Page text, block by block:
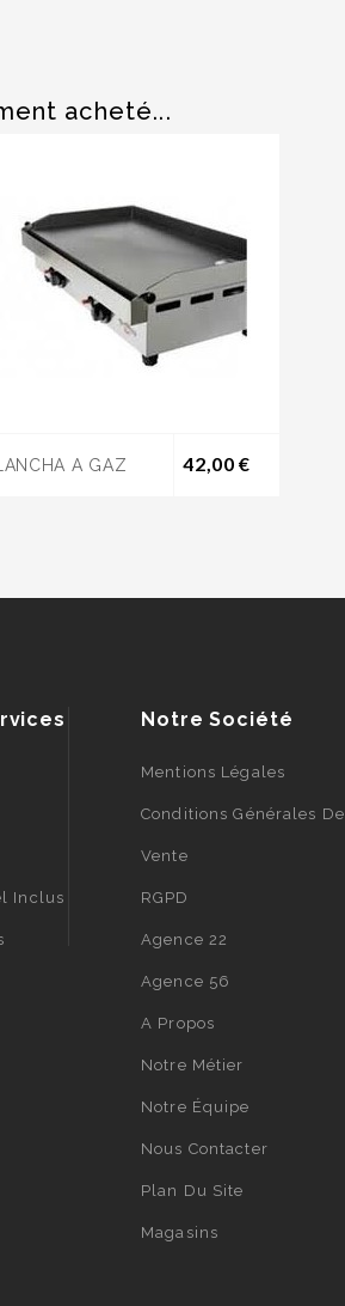
acheté...
A GAZ 42,00 €
Inclus
Notre Société
Mentions Légales
Conditions Générales De
Vente
RGPD
Agence 22
Agence 56
A Propos
Notre Métier
Notre Équipe
Nous Contacter
Plan Du Site
Magasins